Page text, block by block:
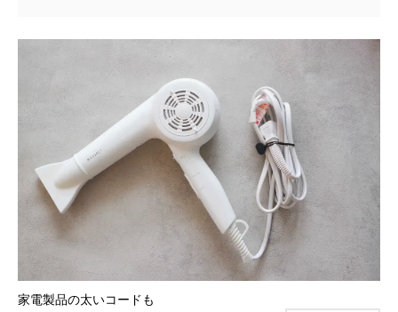
家電製品の太いコードも